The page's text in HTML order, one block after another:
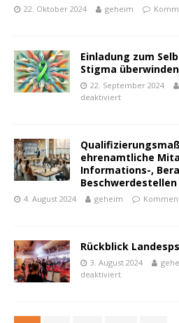
22. Oktober 2024 geheim
Einladung zum
Stigma
22. September 2024
deaktiviert
ehrenamtliche
Informations-,
Beschwerdestellen
4. August 2024 geheim
Rückblick
3. August 2024
deaktiviert